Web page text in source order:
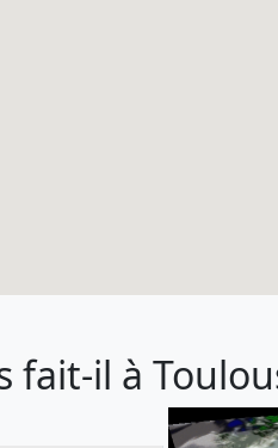
fait-il à